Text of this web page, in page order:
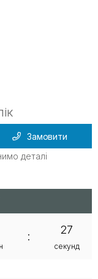
Замовити
деталі
:
27
секунд